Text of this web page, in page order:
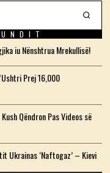
iu Nënshtrua Mrekullisë!
Prej 16,000
Qëndron Pas Videos së
Ukrainas ‘Naftogaz’ – Kievi